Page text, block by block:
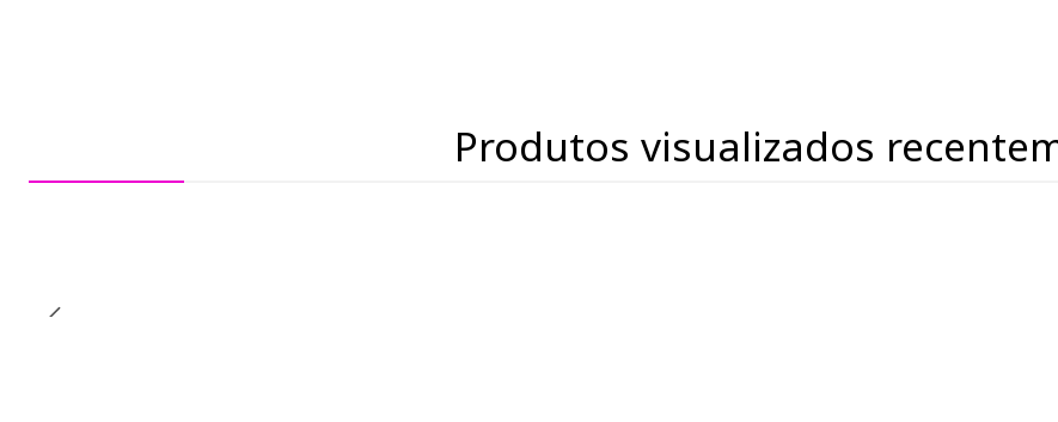
Produtos visualizados